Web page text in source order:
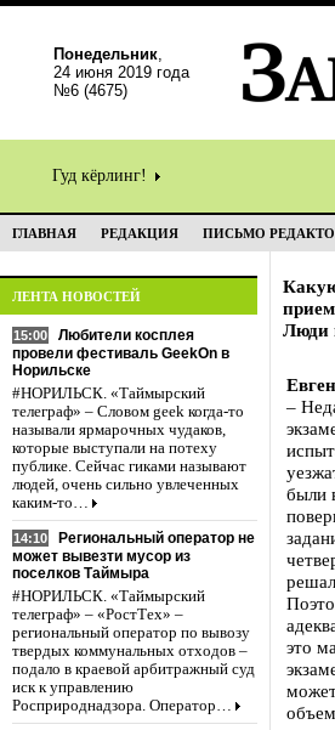
Понедельник,
24 июня 2019 года
№6 (4675)
Гуд кёрлинг!
ГЛАВНАЯ РЕДАКЦИЯ ПИСЬМО
ЛЕНТА НОВОСТЕЙ
15:00
Любители косплея
провели фестиваль GeekOn в
Норильске
#НОРИЛЬСК. «Таймырский
телеграф» – Словом geek когда-то
называли ярмарочных чудаков,
которые выступали на потеху
публике. Сейчас гиками называют
людей, очень сильно увлеченных
каким-то…
14:10
Региональный оператор не
может вывезти мусор из
поселков Таймыра
#НОРИЛЬСК. «Таймырский
телеграф» – «РостТех» –
региональный оператор по вывозу
твердых коммунальных отходов –
подало в краевой арбитражный суд
иск к управлению
Росприроднадзора. Оператор…
Люди
–
были
это